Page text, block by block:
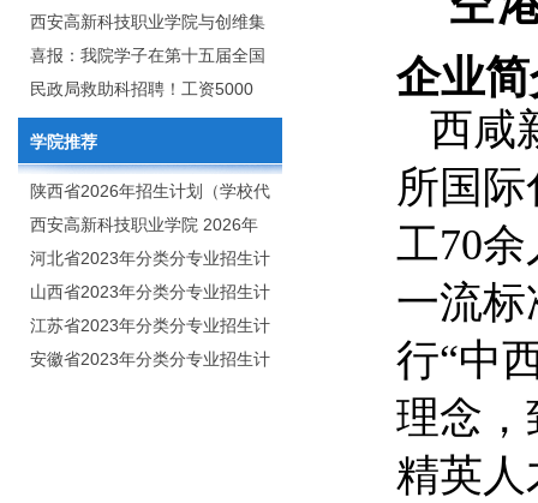
之才
人：西安高新科技职业学院召开
2020年年终总结暨表彰网络视频
会
西安高新科技职业学院与创维集
团举行校企合作签约仪式
喜报：我院学子在第十五届全国
大学生广告艺术大赛（大广
赛）、第十一届未来设计师.高校
数字艺术设计大赛（NCDA）国
赛中喜获佳绩
民政局救助科招聘！工资5000
元/月
学院推荐
陕西省2026年招生计划（学校代
码：8103）
西安高新科技职业学院 2026年
招生章程
河北省2023年分类分专业招生计
划（院校代号：1889）
山西省2023年分类分专业招生计
划（院校代号：5560）
江苏省2023年分类分专业招生计
划（院校代号：8931）
安徽省2023年分类分专业招生计
企业
西咸
所国
工70
一流
行“中
理念，
精英人